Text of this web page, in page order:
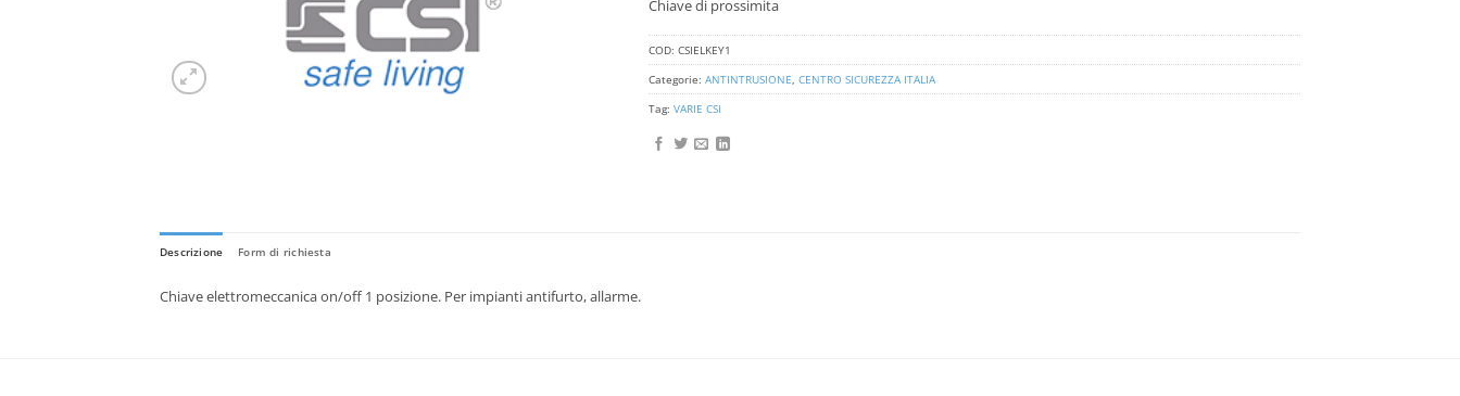
Chiave di prossimita
COD: CSIELKEY1
Categorie: ANTINTRUSIONE CENTRO SICUREZZA ITALIA
Tag: VARIE CSI
Descrizione Form di richiesta
Chiave elettromeccanica on/off 1 posizione. Per impianti antifurto, allarme.